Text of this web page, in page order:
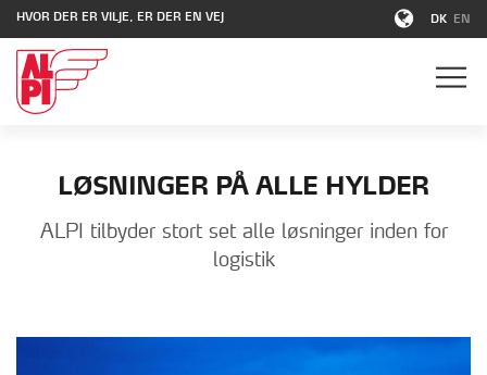
HVOR DER ER VILJE, ER DER EN VEJ DK EN
LØSNINGER PÅ ALLE HYLDER
ALPI tilbyder stort set alle løsninger inden for
logistik